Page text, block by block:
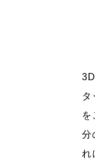
タ
を
分
れ